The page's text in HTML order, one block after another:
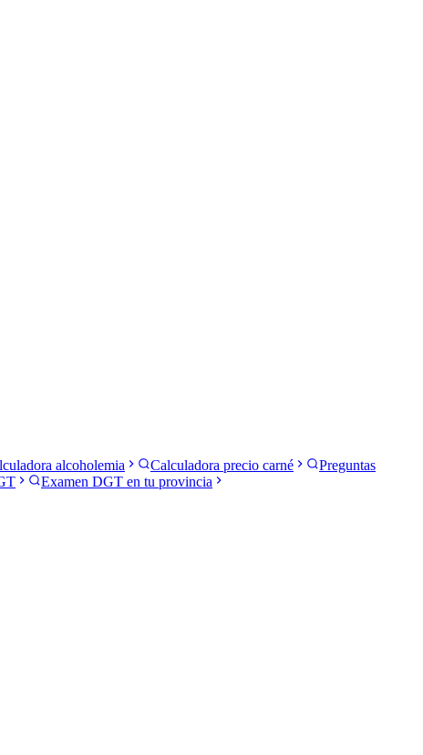
alcoholemia Calculadora precio carné
Preguntas
Examen DGT en tu provincia